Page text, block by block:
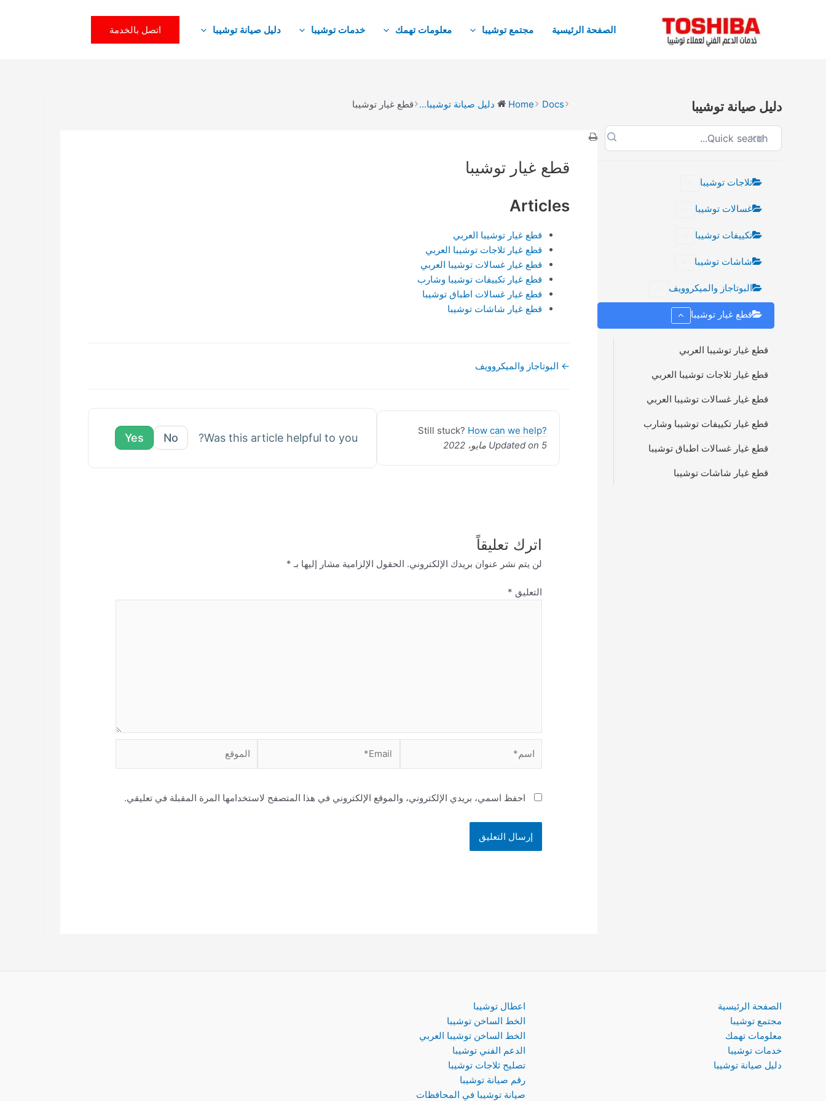
الصفحة الرئيسية مجتمع توشيبا معلومات تهمك خدمات توشيبا دليل صيانة توشيبا اتصل بالخدمة
دليل صيانة توشيبا
⌘K
ثلاجات توشيبا
غسالات توشيبا
تكييفات توشيبا
شاشات توشيبا
البوتاجاز والميكروويف
قطع غيار توشيبا
قطع غيار توشيبا العربي
قطع غيار ثلاجات توشيبا العربي
قطع غيار غسالات توشيبا العربي
قطع غيار تكييفات توشيبا وشارب
قطع غيار غسالات اطباق توشيبا
قطع غيار شاشات توشيبا
Home Docs دليل صيانة توشيبا... قطع غيار توشيبا
قطع غيار توشيبا
Articles
قطع غيار توشيبا العربي
قطع غيار ثلاجات توشيبا العربي
قطع غيار غسالات توشيبا العربي
قطع غيار تكييفات توشيبا وشارب
قطع غيار غسالات اطباق توشيبا
قطع غيار شاشات توشيبا
navigation
← البوتاجاز والميكروويف
Still stuck? How can we help?
Updated on 5 مايو، 2022
Was this article helpful to you?
No
Yes
اترك تعليقاً
لن يتم نشر عنوان بريدك الإلكتروني. الحقول الإلزامية مشار إليها بـ *
التعليق *
احفظ اسمي، بريدي الإلكتروني، والموقع الإلكتروني في هذا المتصفح لاستخدامها المرة المقبلة في تعليقي.
الصفحة الرئيسية
مجتمع توشيبا
معلومات تهمك
خدمات توشيبا
دليل صيانة توشيبا
اعطال توشيبا
الخط الساخن توشيبا
الخط الساخن توشيبا العربي
الدعم الفني توشيبا
تصليح ثلاجات توشيبا
رقم صيانة توشيبا
صيانة توشيبا في المحافظات